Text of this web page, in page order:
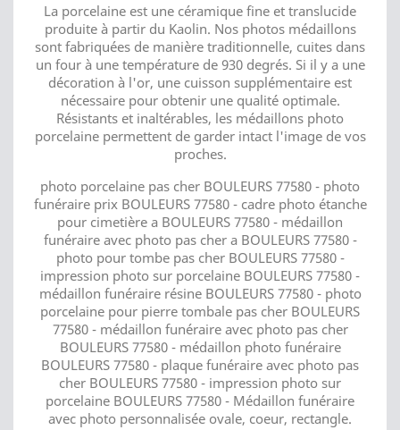
La porcelaine est une céramique fine et translucide
produite à partir du Kaolin. Nos photos médaillons
sont fabriquées de manière traditionnelle, cuites dans
un four à une température de 930 degrés. Si il y a une
décoration à l'or, une cuisson supplémentaire est
nécessaire pour obtenir une qualité optimale.
Résistants et inaltérables, les médaillons photo
porcelaine permettent de garder intact l'image de vos
proches.
photo porcelaine pas cher BOULEURS 77580 - photo
funéraire prix BOULEURS 77580 - cadre photo étanche
pour cimetière a BOULEURS 77580 - médaillon
funéraire avec photo pas cher a BOULEURS 77580 -
photo pour tombe pas cher BOULEURS 77580 -
impression photo sur porcelaine BOULEURS 77580 -
médaillon funéraire résine BOULEURS 77580 - photo
porcelaine pour pierre tombale pas cher BOULEURS
77580 - médaillon funéraire avec photo pas cher
BOULEURS 77580 - médaillon photo funéraire
BOULEURS 77580 - plaque funéraire avec photo pas
cher BOULEURS 77580 - impression photo sur
porcelaine BOULEURS 77580 - Médaillon funéraire
avec photo personnalisée ovale, coeur, rectangle.